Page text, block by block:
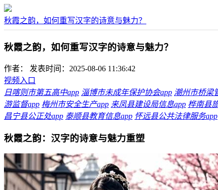
秋霞之韵，如何重写汉字的诗意与魅力？
秋霞之韵，如何重写汉字的诗意与魅力？
作者：
发表时间：2025-08-06 11:36:42
视频入口
日喀则市第五高中app 淄博市未成年保护协会app 潮州市桥梁
游监督app 梅州市安全生产app 来凤县建设局信息app 桦南县
昌宁县公正处app 泰顺县教育信息app 怀远县公共法律服务app
秋霞之韵：汉字的诗意与魅力重塑